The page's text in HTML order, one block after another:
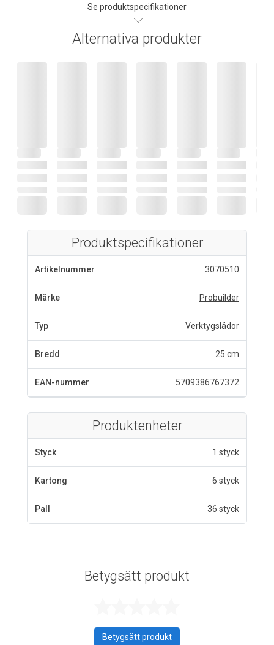
Se produktspecifikationer
Alternativa produkter
Produktspecifikationer
Artikelnummer 3070510
Märke Probuilder
Typ Verktygslådor
Bredd 25 cm
EAN-nummer 5709386767372
Produktenheter
Styck 1 styck
Kartong 6 styck
Pall 36 styck
Betygsätt produkt
Betygsätt produkt